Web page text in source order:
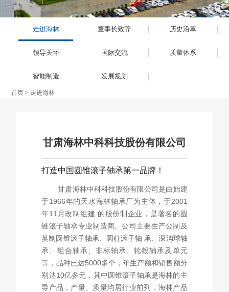
新闻中心
联系我们
English
走进海林 董事长致辞 历史沿革
领导关怀 国际交流 质量体系
智能制造 发展规划
首页 > 走进海林
甘肃海林中科科技股份有限公司
打造中国圆锥滚子轴承第一品牌！
甘肃海林中科科技股份有限公司是由始建
于1966年的天水海林轴承厂为主体，于2001
年11月改制组建 的股份制企业，是著名的圆
锥滚子轴承专业制造商。公司主要生产公制及
英制圆锥滚子轴承、圆柱滚子轴 承、深沟球轴
承、组合轴承、非标轴承、轮毂轴承及单元
等，品种已达5000多个，年生产额和销售额分
别达10亿多元，其中圆锥滚子轴承是海林的主
导产品，产量、质量均居行业前列，海林产品